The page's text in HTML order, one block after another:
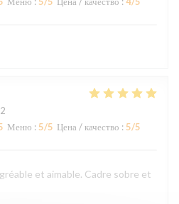
Меню : 5/5 Цена / качество : 5/5
et aimable. Cadre sobre et